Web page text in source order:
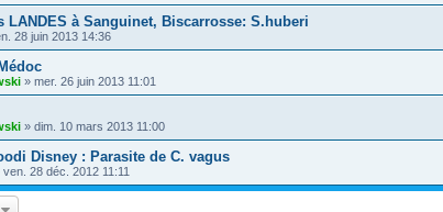
LANDES à Sanguinet, Biscarrosse: S.huberi
28 juin 2013 14:36
» mer. 26 juin 2013 11:01
» dim. 10 mars 2013 11:00
Disney : Parasite de C. vagus
ven. 28 déc. 2012 11:11